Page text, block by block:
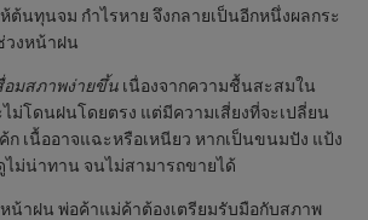
ต้นทุนจม กำไรหาย จึงกลายเป็นอีกหนึ่งผลกระ
งหน้าฝน
อมสภาพง่ายขึ้น เนื่องจากความชื้นสะสมใน
ไม่โดนฝนโดยตรง แต่มีความเสี่ยงที่จะเปลี่ยน
ก เนื้ออาจแฉะหรือเหนียว หากเป็นขนมปัง แป้ง
ม่น่าทาน จนไม่สามารถขายได้
น้าฝน พ่อค้าแม่ค้าต้องเตรียมรับมือกับสภาพ